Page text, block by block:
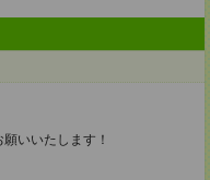
いいたします！